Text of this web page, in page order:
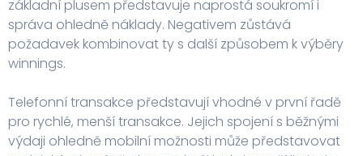
základní plusem představuje naprostá soukromí i
správa ohledně náklady. Negativem zůstává
požadavek kombinovat ty s další způsobem k výběry
winnings.
Telefonní transakce představují vhodné v první řadě
pro rychlé, menší transakce. Jejich spojení s běžnými
výdaji ohledně mobilní možnosti může představovat